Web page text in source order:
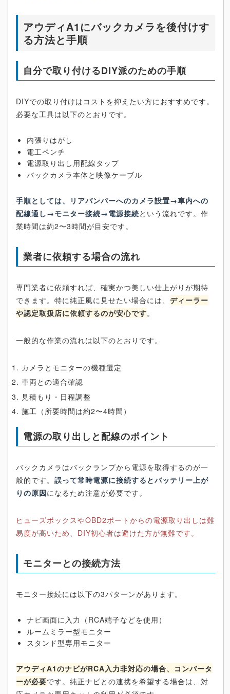
アウディA1にバックカメラを後付けす
る方法と手順
自分で取り付けるDIY派のための手順
DIYでの取り付けはコストを抑えたい方におすすめです。
必要な工具は以下のとおりです。
内張りはがし
電工ペンチ
電源取り出し用配線タップ
バックカメラ本体と映像ケーブル
手順としては、リアバンパーへのカメラ設置→車内への
配線通し→モニター接続→電源接続という流れです。作
業時間は約2〜3時間が目安です。
業者に依頼する場合の流れ
専門業者に依頼すれば、確実かつ美しい仕上がりが期待
できます。特に純正風に見せたい場合には、 ディーラー
や認定取扱店に依頼するのが安心です。
一般的な作業の流れは以下のとおりです。
カメラとモニターの機種選定
車両との適合確認
見積もり・日程調整
施工（所要時間は約2〜4時間）
電源の取り出しと配線のポイント
バックカメラはバックランプから電源を取得するのが一
般的です。 誤って常時電源に接続するとバッテリー上が
りの原因になるため注意が必要です。
ヒューズボックスやOBD2ポートからの電源取り出しは難
易度が高いため、DIY初心者は避けた方が無難です。
モニターとの接続方法
モニター接続には以下の3パターンがあります。
ナビ画面に入力（RCA端子などを使用）
ルームミラー型モニター
スタンド型専用モニター
アウディA1のナビがRCA入力非対応の場合、コンバータ
ーが必要です。純正ナビとの連携を希望する場合は、対